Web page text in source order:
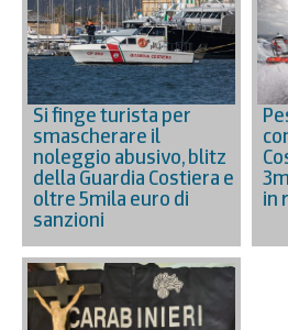
Si finge turista per
smascherare il
noleggio abusivo, blitz
della Guardia Costiera e
oltre 5mila euro di
sanzioni
in